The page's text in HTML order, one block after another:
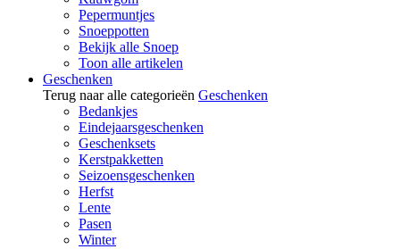
Pepermuntjes
Snoeppotten
Bekijk alle Snoep
Toon alle artikelen
Geschenken
Terug naar alle categorieën Geschenken
Bedankjes
Eindejaarsgeschenken
Geschenksets
Kerstpakketten
Seizoensgeschenken
Herfst
Lente
Pasen
Winter